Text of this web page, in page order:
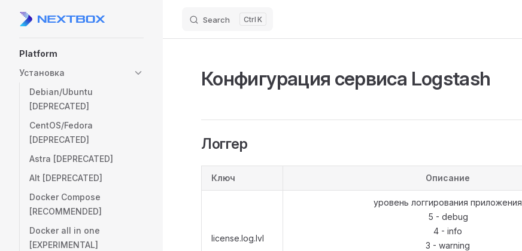
Skip to content Search K
Platform
Установка
Debian/Ubuntu
[DEPRECATED]
CentOS/Fedora
[DEPRECATED]
Astra [DEPRECATED]
Alt [DEPRECATED]
Docker Compose
[RECOMMENDED]
Docker all in one
[EXPERIMENTAL]
Конфигурация сервиса Logstash
Логгер
Ключ Описание
license.log.lvl
уровень логгирования приложения
5 - debug
4 - info
3 - warning